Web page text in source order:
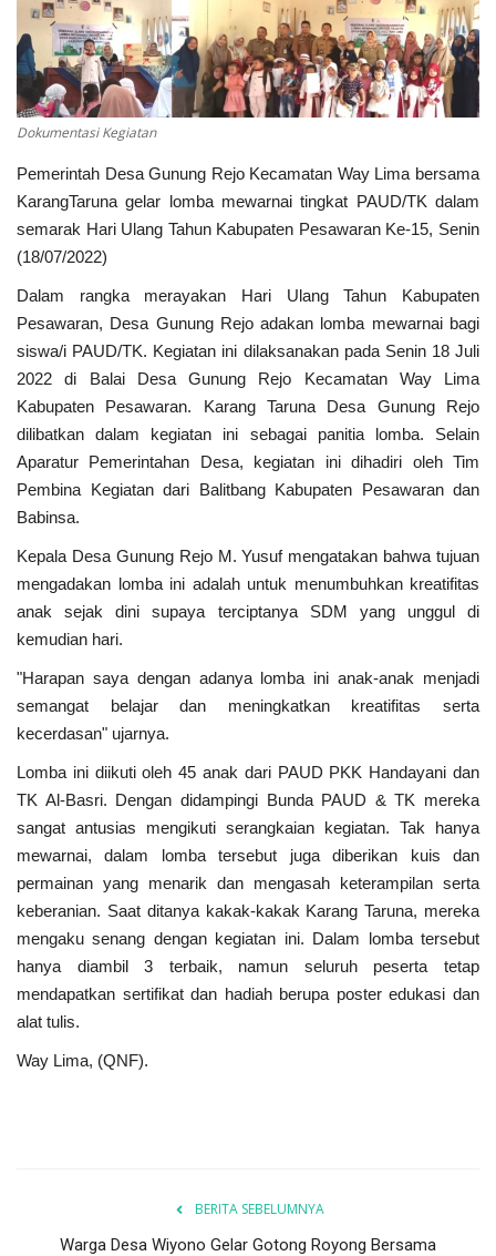
Kesehatan
Layanan Publik
Perempuan/Anak
Dokumentasi Kegiatan
Pemerintah Desa Gunung Rejo Kecamatan Way Lima bersama
KarangTaruna gelar lomba mewarnai tingkat PAUD/TK dalam
semarak Hari Ulang Tahun Kabupaten Pesawaran Ke-15, Senin
(18/07/2022)
Dalam rangka merayakan Hari Ulang Tahun Kabupaten
Pesawaran, Desa Gunung Rejo adakan lomba mewarnai bagi
siswa/i PAUD/TK. Kegiatan ini dilaksanakan pada Senin 18 Juli
2022 di Balai Desa Gunung Rejo Kecamatan Way Lima
Kabupaten Pesawaran. Karang Taruna Desa Gunung Rejo
dilibatkan dalam kegiatan ini sebagai panitia lomba. Selain
Aparatur Pemerintahan Desa, kegiatan ini dihadiri oleh Tim
Pembina Kegiatan dari Balitbang Kabupaten Pesawaran dan
Babinsa.
Kepala Desa Gunung Rejo M. Yusuf mengatakan bahwa tujuan
mengadakan lomba ini adalah untuk menumbuhkan kreatifitas
anak sejak dini supaya terciptanya SDM yang unggul di
kemudian hari.
"Harapan saya dengan adanya lomba ini anak-anak menjadi
semangat belajar dan meningkatkan kreatifitas serta
kecerdasan" ujarnya.
Lomba ini diikuti oleh 45 anak dari PAUD PKK Handayani dan
TK Al-Basri. Dengan didampingi Bunda PAUD & TK mereka
sangat antusias mengikuti serangkaian kegiatan. Tak hanya
mewarnai, dalam lomba tersebut juga diberikan kuis dan
permainan yang menarik dan mengasah keterampilan serta
keberanian. Saat ditanya kakak-kakak Karang Taruna, mereka
mengaku senang dengan kegiatan ini. Dalam lomba tersebut
hanya diambil 3 terbaik, namun seluruh peserta tetap
mendapatkan sertifikat dan hadiah berupa poster edukasi dan
alat tulis.
Way Lima, (QNF).
BERITA SEBELUMNYA
Warga Desa Wiyono Gelar Gotong Royong Bersama